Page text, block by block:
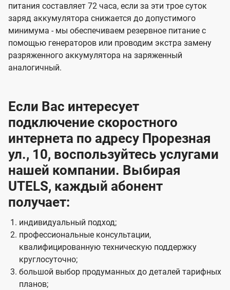
питания составляет 72 часа, если за эти трое суток
заряд аккумулятора снижается до допустимого
минимума - мы обеспечиваем резервное питание с
помощью генераторов или проводим экстра замену
разряженного аккумулятора на заряженный
аналогичный.
Если Вас интересует
подключение скоростного
интернета по адресу Прорезная
ул., 10, воспользуйтесь услугами
нашей компании. Выбирая
UTELS, каждый абонент
получает:
индивидуальный подход;
профессиональные консультации,
квалифицированную техническую поддержку
круглосуточно;
большой выбор продуманных до деталей тарифных
планов;